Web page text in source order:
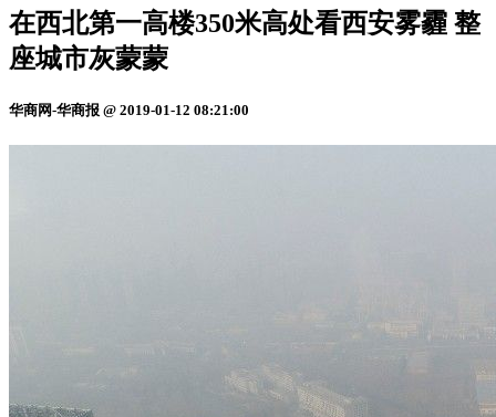
在西北第一高楼350米高处看西安雾霾 整
座城市灰蒙蒙
华商网-华商报 @ 2019-01-12 08:21:00